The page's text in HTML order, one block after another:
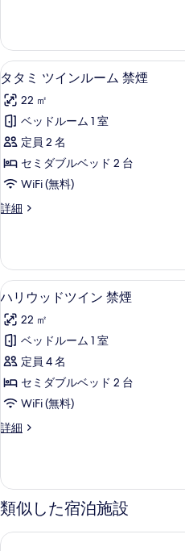
写
真
を
表
示
す
る
詳
細
タ
タ
ミ
ツ
イ
ン
ー
禁
煙
の
す
べ
て
の
写
真
示
す
る
3
タタミ ツインルーム 禁煙
22 ㎡
ベッドルーム 1 室
定員 2 名
セミダブルベッド 2 台
WiFi (無料)
詳細
タ
イ
ン
ル
ム
禁
煙
の
詳
細
ハ
リ
ウ
ッ
ド
ツ
ン
煙
の
す
べ
1
ハリウッドツイン 禁煙
22 ㎡
ベッドルーム 1 室
定員 4 名
セミダブルベッド 2 台
WiFi (無料)
詳細
ハ
ド
ツ
イ
禁
類似した宿泊施設
ホテルマイステイズプレミア金沢